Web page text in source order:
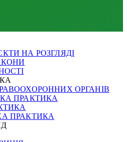
НА РОЗГЛЯДІ
ОРГАНІВ
ПРАКТИКА
ПРАКТИКА